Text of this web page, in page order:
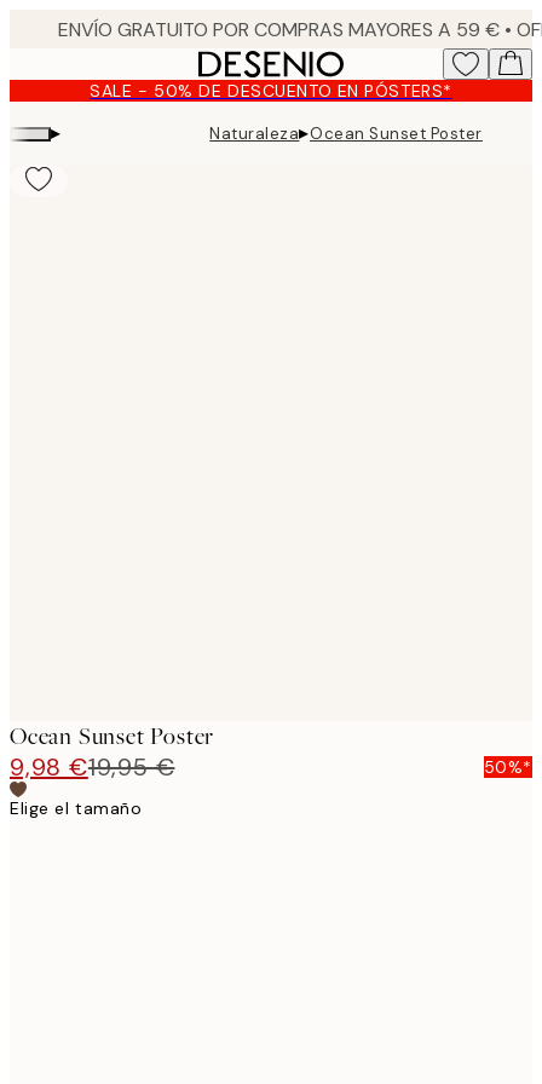
content.SALE - 50% DE DESCUENTO EN PÓSTERS*
▸ Naturaleza▸Ocean Sunset Poster
Ocean Sunset Poster
9,98 €19,95 €
50%*
Elige el tamaño